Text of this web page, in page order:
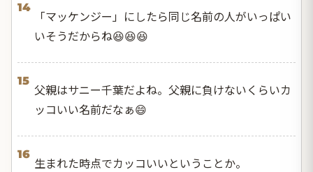
14
「マッケンジー」にしたら同じ名前の人がいっぱい
いそうだからね😆😆😆
15
父親はサニー千葉だよね。父親に負けないくらいカ
ッコいい名前だなぁ😄
16
生まれた時点でカッコいいということか。